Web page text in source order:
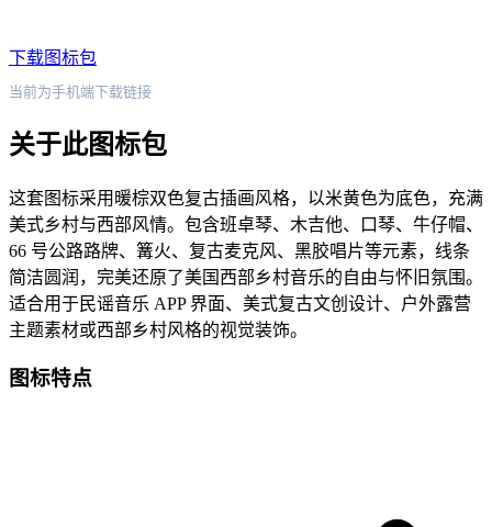
下载图标包
当前为手机端下载链接
关于此图标包
这套图标采用暖棕双色复古插画风格，以米黄色为底色，充满
美式乡村与西部风情。包含班卓琴、木吉他、口琴、牛仔帽、
66 号公路路牌、篝火、复古麦克风、黑胶唱片等元素，线条
简洁圆润，完美还原了美国西部乡村音乐的自由与怀旧氛围。
适合用于民谣音乐 APP 界面、美式复古文创设计、户外露营
主题素材或西部乡村风格的视觉装饰。
图标特点